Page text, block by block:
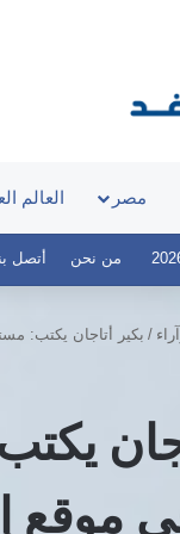
مصر العالم
من نحن أتصل
/ بكير أتاجان يكتب:
موقع